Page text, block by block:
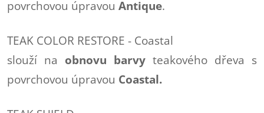
povrchovou úpravou Antique.
TEAK COLOR RESTORE - Coastal
slouží na obnovu barvy teakového dřeva s
povrchovou úpravou Coastal.